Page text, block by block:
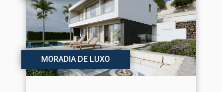
MORADIA DE LUXO